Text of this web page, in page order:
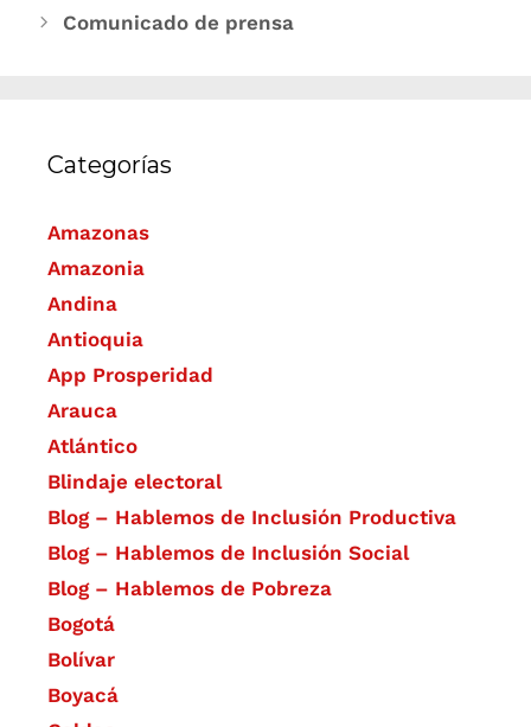
Comunicado de prensa
Categorías
Amazonas
Amazonia
Andina
Antioquia
App Prosperidad
Arauca
Atlántico
Blindaje electoral
Blog – Hablemos de Inclusión Productiva
Blog – Hablemos de Inclusión Social
Blog – Hablemos de Pobreza
Bogotá
Bolívar
Boyacá